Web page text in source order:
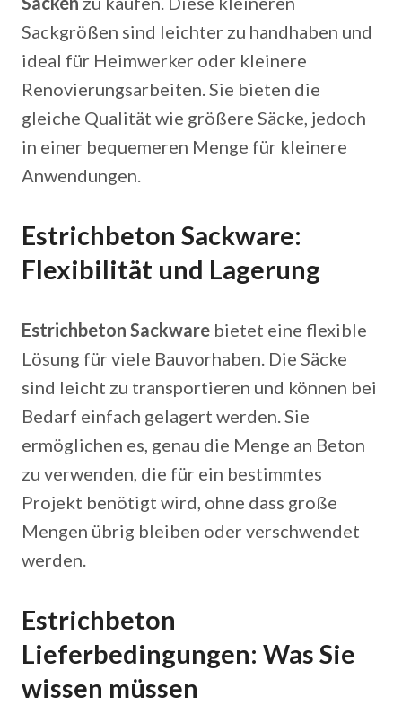
Sackgrößen sind leichter zu handhaben und
ideal für Heimwerker oder kleinere
Renovierungsarbeiten. Sie bieten die
gleiche Qualität wie größere Säcke, jedoch
in einer bequemeren Menge für kleinere
Anwendungen.
Estrichbeton Sackware:
Flexibilität und Lagerung
Estrichbeton Sackware bietet eine flexible
Lösung für viele Bauvorhaben. Die Säcke
sind leicht zu transportieren und können bei
Bedarf einfach gelagert werden. Sie
ermöglichen es, genau die Menge an Beton
zu verwenden, die für ein bestimmtes
Projekt benötigt wird, ohne dass große
Mengen übrig bleiben oder verschwendet
werden.
Estrichbeton
Lieferbedingungen: Was Sie
wissen müssen